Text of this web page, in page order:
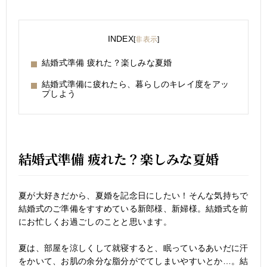
INDEX[非表示]
結婚式準備 疲れた？楽しみな夏婚
結婚式準備に疲れたら、暮らしのキレイ度をアッ
プしよう
結婚式準備 疲れた？楽しみな夏婚
夏が大好きだから、夏婚を記念日にしたい！そんな気持ちで
結婚式のご準備をすすめている新郎様、新婦様。結婚式を前
にお忙しくお過ごしのことと思います。
夏は、部屋を涼しくして就寝すると、眠っているあいだに汗
をかいて、お肌の余分な脂分がでてしまいやすいとか…。結